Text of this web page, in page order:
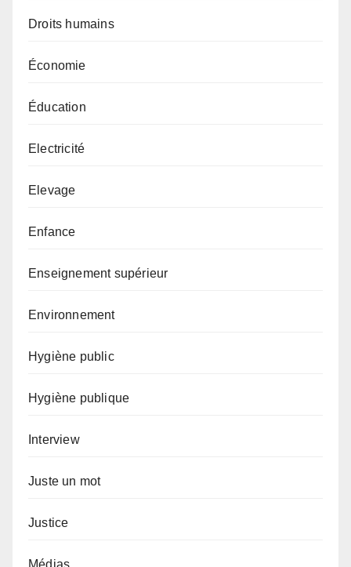
Droits humains
Économie
Éducation
Electricité
Elevage
Enfance
Enseignement supérieur
Environnement
Hygiène public
Hygiène publique
Interview
Juste un mot
Justice